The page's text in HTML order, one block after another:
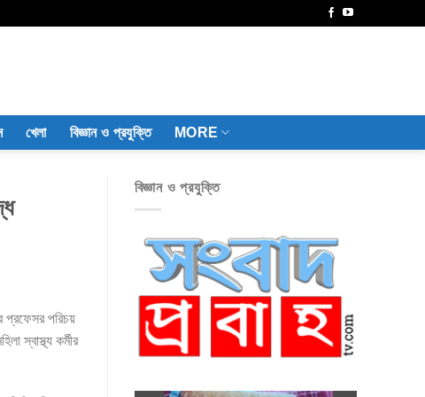
খেলা বিজ্ঞান ও প্রযুক্তি MORE
প্রফেসর পরিচয়
স্বাস্থ্য কর্মীর
বিজ্ঞান ও প্রযুক্তি